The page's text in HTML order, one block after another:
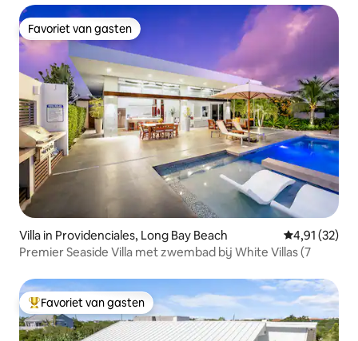
Favoriet van gasten
Favoriet van gasten
Villa in Providenciales, Long Bay Beach Gemiddelde
4,91 (32)
Premier Seaside Villa met zwembad bij White Villas (7
Topfavoriet van gasten
Favoriet van gasten